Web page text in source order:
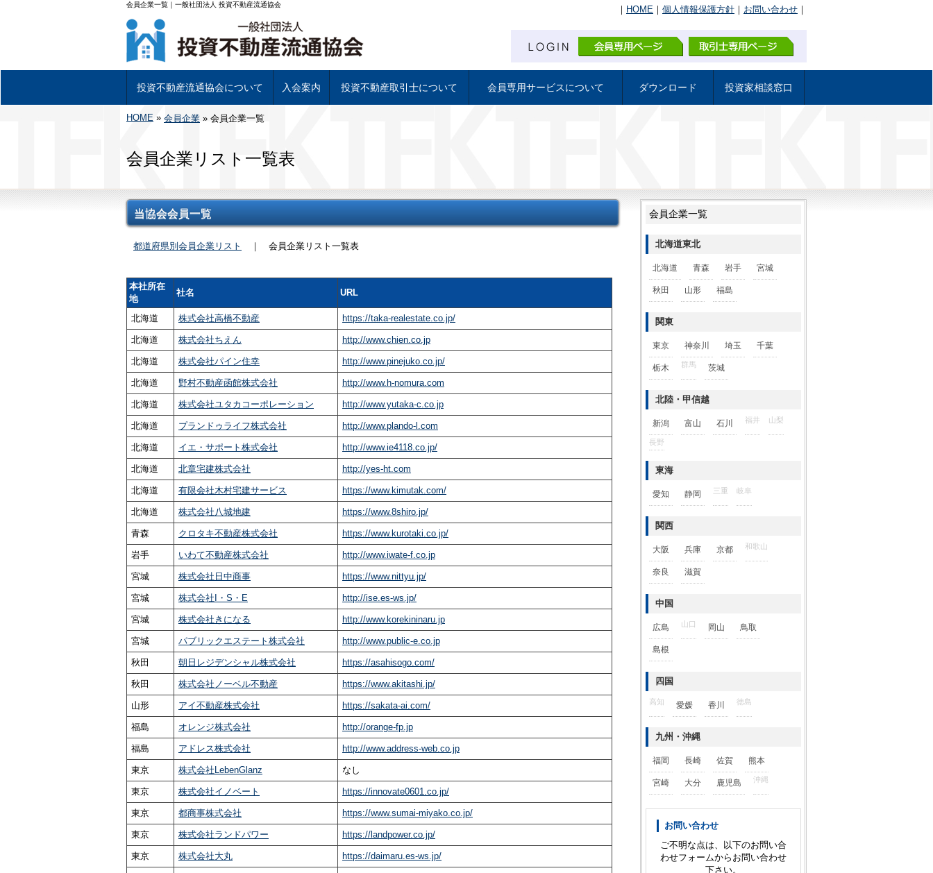
会員企業一覧｜一般社団法人 投資不動産流通協会 ｜ HOME ｜ 個人情報保護方針 ｜ お問い合わせ ｜
投資不動産流通協会について
投資不動産流通協会について
基幹事業について
組織図及び理事
当協会会員一覧
投資不動産専用書類について
アクセス
入会案内 投資不動産取引士について 会員専用サービスについて ダウンロード 投資家相談窓口
HOME » 会員企業 » 会員企業一覧
会員企業リスト一覧表
当協会会員一覧
都道府県別会員企業リスト ｜ 会員企業リスト一覧表
本社所在
地
社名 URL
北海道 株式会社高橋不動産 https://taka-realestate.co.jp/
北海道 株式会社ちえん http://www.chien.co.jp
北海道 株式会社パイン住幸 http://www.pinejuko.co.jp/
北海道 野村不動産函館株式会社 http://www.h-nomura.com
北海道 株式会社ユタカコーポレーション http://www.yutaka-c.co.jp
北海道 プランドゥライフ株式会社 http://www.plando-l.com
北海道 イエ・サポート株式会社 http://www.ie4118.co.jp/
北海道 北章宅建株式会社 http://yes-ht.com
北海道 有限会社木村宅建サービス https://www.kimutak.com/
北海道 株式会社八城地建 https://www.8shiro.jp/
青森 クロタキ不動産株式会社 https://www.kurotaki.co.jp/
岩手 いわて不動産株式会社 http://www.iwate-f.co.jp
宮城 株式会社日中商事 https://www.nittyu.jp/
宮城 株式会社I・S・E http://ise.es-ws.jp/
宮城 株式会社きになる http://www.korekininaru.jp
宮城 パブリックエステート株式会社 http://www.public-e.co.jp
秋田 朝日レジデンシャル株式会社 https://asahisogo.com/
秋田 株式会社ノーベル不動産 https://www.akitashi.jp/
山形 アイ不動産株式会社 https://sakata-ai.com/
福島 オレンジ株式会社 http://orange-fp.jp
福島 アドレス株式会社 http://www.address-web.co.jp
東京 株式会社LebenGlanz なし
東京 株式会社イノベート https://innovate0601.co.jp/
東京 都商事株式会社 https://www.sumai-miyako.co.jp/
東京 株式会社ランドパワー https://landpower.co.jp/
東京 株式会社大丸 https://daimaru.es-ws.jp/
会員企業一覧
北海道東北
北海道 青森 岩手 宮城
秋田 山形 福島
関東
東京 神奈川 埼玉 千葉
栃木 群馬 茨城
北陸・甲信越
新潟 富山 石川 福井 山梨
長野
東海
愛知 静岡 三重 岐阜
関西
大阪 兵庫 京都 和歌山
奈良 滋賀
中国
広島 山口 岡山 鳥取
島根
四国
高知 愛媛 香川 徳島
九州・沖縄
福岡 長崎 佐賀 熊本
宮崎 大分 鹿児島 沖縄
お問い合わせ
ご不明な点は、以下のお問い合
わせフォームからお問い合わせ
下さい。